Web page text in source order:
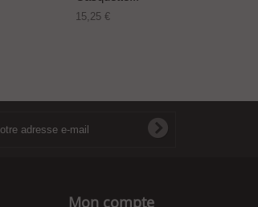
15,25 €
Mon compte